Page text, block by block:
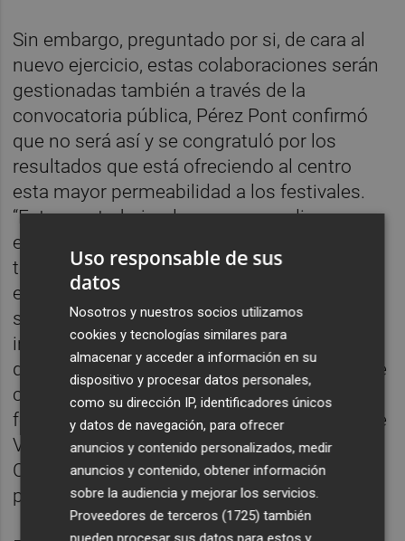
Sin embargo, preguntado por si, de cara al
nuevo ejercicio, estas colaboraciones serán
gestionadas también a través de la
convocatoria pública, Pérez Pont confirmó
que no será así y se congratuló por los
resultados que está ofreciendo al centro
esta mayor permeabilidad a los festivales.
“Estamos trabajando en ese paradigma y
está funcionando bien. La respuesta de
todos los agentes culturales involucrados
está siendo muy activa y proactiva. Vamos a
seguir afianzando ese apoyo al sector”,
incidió el gerente del CMCV. "En principio lo
que hemos establecido es una vía abierta de
colaboración con diferentes programas,
festivales, que se desarrollan en la ciudad de
València, que es donde está el Centre del
Carme, y lo que hacemos es dar cobertura a
petición de cada uno de ellos", concluyó.
Uso responsable de sus
datos
Nosotros y nuestros socios utilizamos
cookies y tecnologías similares para
almacenar y acceder a información en su
dispositivo y procesar datos personales,
como su dirección IP, identificadores únicos
y datos de navegación, para ofrecer
anuncios y contenido personalizados, medir
anuncios y contenido, obtener información
sobre la audiencia y mejorar los servicios.
Proveedores de terceros (1725) también